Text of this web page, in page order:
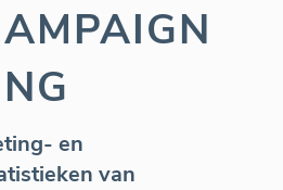
en
van